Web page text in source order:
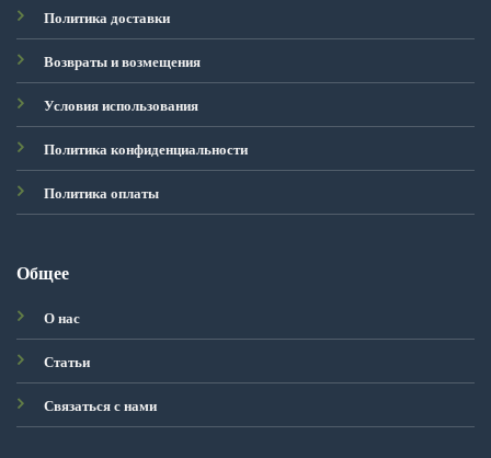
Политика доставки
Возвраты и возмещения
Условия использования
Политика конфиденциальности
Политика оплаты
Общее
О нас
Статьи
Связаться с нами